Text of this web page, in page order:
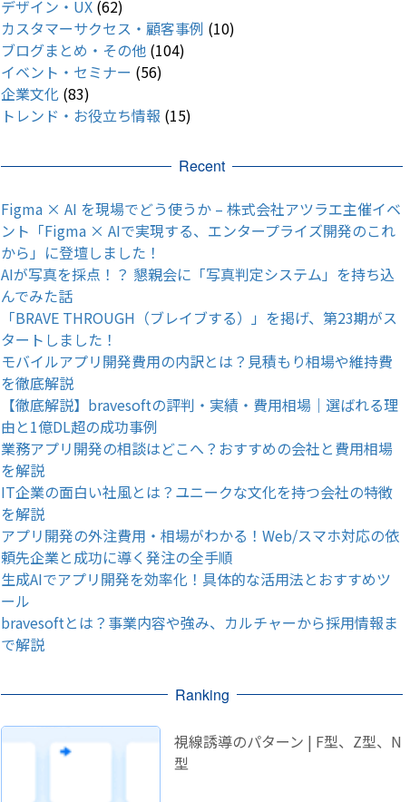
デザイン・UX (62)
カスタマーサクセス・顧客事例 (10)
ブログまとめ・その他 (104)
イベント・セミナー (56)
企業文化 (83)
トレンド・お役立ち情報 (15)
Recent
Figma × AI を現場でどう使うか – 株式会社アツラエ主催イベ
ント「Figma × AIで実現する、エンタープライズ開発のこれ
から」に登壇しました！
AIが写真を採点！？ 懇親会に「写真判定システム」を持ち込
んでみた話
「BRAVE THROUGH（ブレイブする）」を掲げ、第23期がス
タートしました！
モバイルアプリ開発費用の内訳とは？見積もり相場や維持費
を徹底解説
【徹底解説】bravesoftの評判・実績・費用相場｜選ばれる理
由と1億DL超の成功事例
業務アプリ開発の相談はどこへ？おすすめの会社と費用相場
を解説
IT企業の面白い社風とは？ユニークな文化を持つ会社の特徴
を解説
アプリ開発の外注費用・相場がわかる！Web/スマホ対応の依
頼先企業と成功に導く発注の全手順
生成AIでアプリ開発を効率化！具体的な活用法とおすすめツ
ール
bravesoftとは？事業内容や強み、カルチャーから採用情報ま
で解説
Ranking
視線誘導のパターン | F型、Z型、N
型